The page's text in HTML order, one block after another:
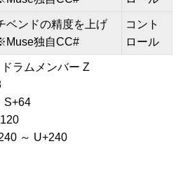
ベンドの精度を上げ
独自CC#
コント
ロール
ラムメンバー Z
S+64
～ U+240